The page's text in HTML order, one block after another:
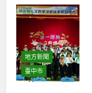
地方新聞
臺中市